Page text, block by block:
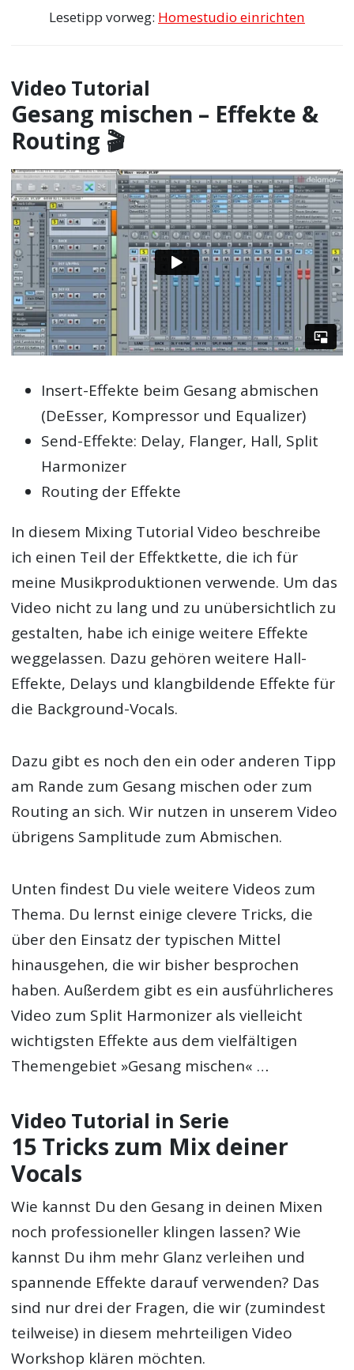
Lesetipp vorweg: Homestudio einrichten
Video Tutorial
Gesang mischen – Effekte &
Routing 🎬
Insert-Effekte beim Gesang abmischen
(DeEsser, Kompressor und Equalizer)
Send-Effekte: Delay, Flanger, Hall, Split
Harmonizer
Routing der Effekte
In diesem Mixing Tutorial Video beschreibe
ich einen Teil der Effektkette, die ich für
meine Musikproduktionen verwende. Um das
Video nicht zu lang und zu unübersichtlich zu
gestalten, habe ich einige weitere Effekte
weggelassen. Dazu gehören weitere Hall-
Effekte, Delays und klangbildende Effekte für
die Background-Vocals.
Dazu gibt es noch den ein oder anderen Tipp
am Rande zum Gesang mischen oder zum
Routing an sich. Wir nutzen in unserem Video
übrigens Samplitude zum Abmischen.
Unten findest Du viele weitere Videos zum
Thema. Du lernst einige clevere Tricks, die
über den Einsatz der typischen Mittel
hinausgehen, die wir bisher besprochen
haben. Außerdem gibt es ein ausführlicheres
Video zum Split Harmonizer als vielleicht
wichtigsten Effekte aus dem vielfältigen
Themengebiet »Gesang mischen« …
Video Tutorial in Serie
15 Tricks zum Mix deiner
Vocals
Wie kannst Du den Gesang in deinen Mixen
noch professioneller klingen lassen? Wie
kannst Du ihm mehr Glanz verleihen und
spannende Effekte darauf verwenden? Das
sind nur drei der Fragen, die wir (zumindest
teilweise) in diesem mehrteiligen Video
Workshop klären möchten.